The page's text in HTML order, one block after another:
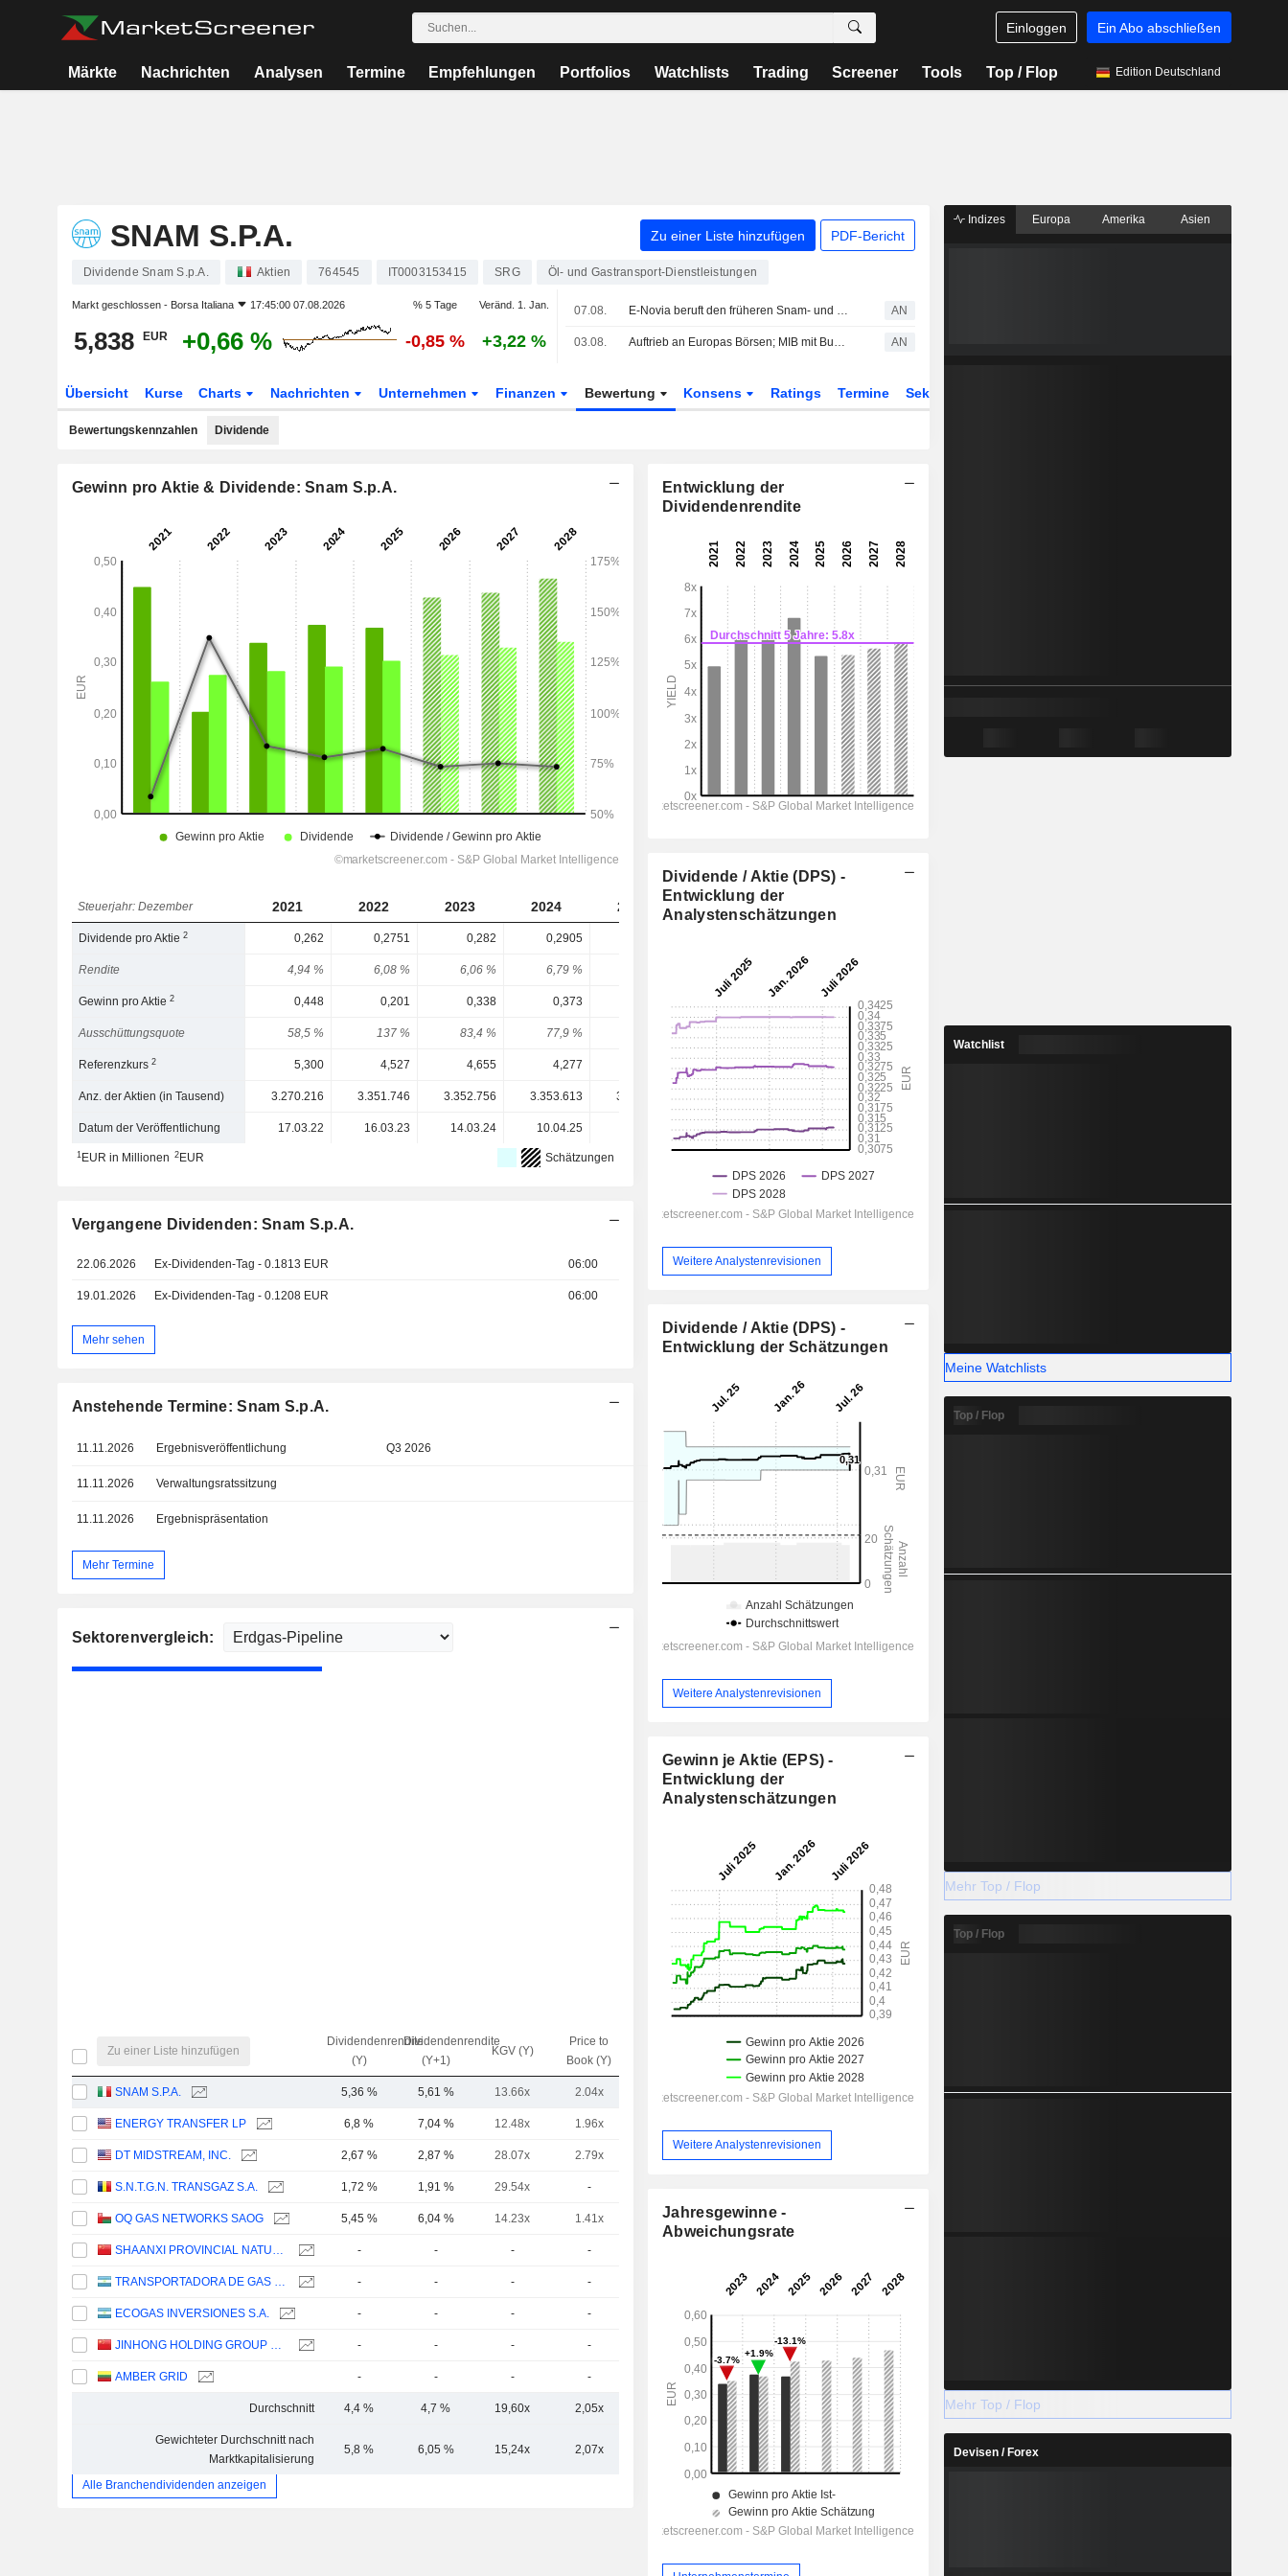
Einloggen Ein Abo abschließen
Märkte Nachrichten Analysen Termine Empfehlungen Portfolios Watchlists Trading Screener Tools Top / Flop Edition Deutschland
SNAM S.P.A. Zu einer Liste hinzufügen PDF-Bericht
Dividende Snam S.p.A. Aktien 764545 IT0003153415 SRG Öl- und Gastransport-Dienstleistungen
Markt geschlossen - Borsa Italiana 17:45:00 07.08.2026 % 5 Tage Veränd. 1. Jan.
5,838 EUR +0,66 % -0,85 % +3,22 %
07.08. E-Novia beruft den früheren Snam- und Eni-Manager Alessio Torelli zum neuen CEO AN
03.08. Auftrieb an Europas Börsen; MIB mit Buzzi vorn AN
Übersicht Kurse Charts Nachrichten Unternehmen Finanzen Bewertung Konsens Ratings Termine Sektor
Bewertungskennzahlen Dividende
Gewinn pro Aktie & Dividende: Snam S.p.A.
Steuerjahr: Dezember 2021 2022 2023 2024 2025 2026
Dividende pro Aktie2 0,262 0,2751 0,282 0,2905
Rendite 4,94 % 6,08 % 6,06 % 6,79 % 5,36 % 5,61 %
Gewinn pro Aktie2 0,448 0,201 0,338 0,373 0,4644
Ausschüttungsquote 58,5 % 137 % 83,4 % 77,9 % 74,9 % 73,2 %
Referenzkurs2 5,300 4,527 4,655 4,277 5,838 5,838 5,838
Anz. der Aktien (in Tausend) 3.270.216 3.351.746 3.352.756 3.353.613 3.354.396 3.356.413 -
Datum der Veröffentlichung 17.03.22 16.03.23 14.03.24 10.04.25 - -
1EUR in Millionen 2EUR Schätzungen
Vergangene Dividenden: Snam S.p.A.
22.06.2026 Ex-Dividenden-Tag - 0.1813 EUR 06:00
19.01.2026 Ex-Dividenden-Tag - 0.1208 EUR 06:00
Mehr sehen
Anstehende Termine: Snam S.p.A.
11.11.2026 Ergebnisveröffentlichung Q3 2026 Tag
11.11.2026 Verwaltungsratssitzung Tag
11.11.2026 Ergebnispräsentation
Mehr Termine
Sektorenvergleich:
Zu einer Liste hinzufügen
Dividendenrendite
(Y)
Dividendenrendite
(Y+1)
KGV (Y)
Price to
Book (Y)
SNAM S.P.A. 5,36 % 5,61 % 13.66x 2.04x 9.59x
ENERGY TRANSFER LP 6,8 % 7,04 % 12.48x 1.96x
DT MIDSTREAM, INC. 2,67 % 2,87 % 28.07x 2.79x
S.N.T.G.N. TRANSGAZ S.A. 1,72 % 1,91 % 29.54x -
OQ GAS NETWORKS SAOG 5,45 % 6,04 % 14.23x 1.41x 6.55x
SHAANXI PROVINCIAL NATURAL GAS CO.,LTD - - - -
TRANSPORTADORA DE GAS DEL NORTE S.A. - - - -
ECOGAS INVERSIONES S.A. - - - -
JINHONG HOLDING GROUP CO., LTD. - - - -
AMBER GRID - - - -
Durchschnitt 4,4 % 4,7 % 19,60x 2,05x 7,37x
Gewichteter Durchschnitt nach
Marktkapitalisierung
5,8 % 6,05 % 15,24x 2,07x
Alle Branchendividenden anzeigen
Entwicklung der
Dividendenrendite
Dividende / Aktie (DPS) -
Entwicklung der
Analystenschätzungen
Weitere Analystenrevisionen
Dividende / Aktie (DPS) -
Entwicklung der Schätzungen
Weitere Analystenrevisionen
Gewinn je Aktie (EPS) -
Entwicklung der
Analystenschätzungen
Weitere Analystenrevisionen
Jahresgewinne -
Abweichungsrate
Indizes Europa Amerika Asien
Watchlist
Meine Watchlists
Top / Flop
Mehr Top / Flop
Top / Flop
Mehr Top / Flop
Devisen / Forex